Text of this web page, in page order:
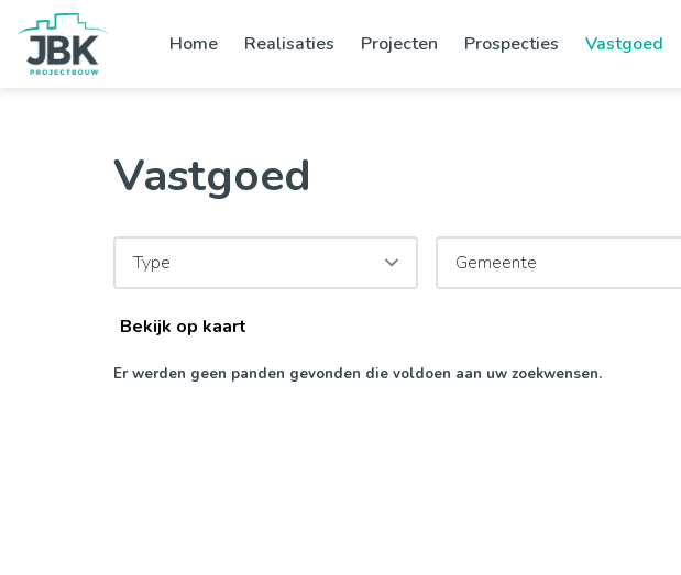
Home Realisaties Projecten Prospecties Vastgoed
Vastgoed
Type Gemeente
Bekijk op kaart
Er werden geen panden gevonden die voldoen aan uw zoekwensen.